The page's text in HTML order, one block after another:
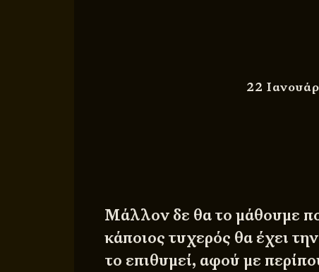
22
Μάλλον δε θα το μάθουμε
κάποιος τυχερός θα έχει
το επιθυμεί, αφού με